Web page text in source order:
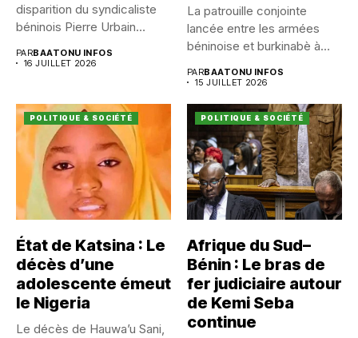
disparition du syndicaliste
béninois Pierre Urbain
PARBAATONU INFOS
16 JUILLET 2026
La patrouille conjointe
lancée entre les armées
béninoise et burkinabè à
PARBAATONU INFOS
15 JUILLET 2026
POLITIQUE & SOCIÉTÉ
État de Katsina : Le
décès d’une
adolescente émeut
le Nigeria
Le décès de Hauwa’u Sani,
POLITIQUE & SOCIÉTÉ
Afrique du Sud–
Bénin : Le bras de
fer judiciaire autour
de Kemi Seba
continue